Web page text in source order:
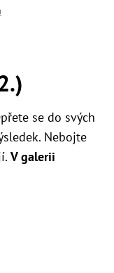
se do svých
Nebojte
V galerii